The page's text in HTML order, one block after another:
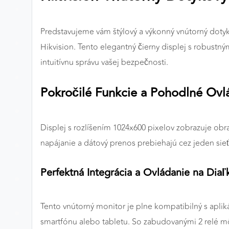
Predstavujeme vám štýlový a výkonný vnútorný
Hikvision. Tento elegantný čierny displej s
intuitívnu správu vašej bezpečnosti.
Pokročilé Funkcie a Pohodlné
Displej s rozlíšením 1024x600 pixelov zobrazuje
napájanie a dátový prenos prebiehajú cez jeden
Perfektná Integrácia a Ovládanie na
Tento vnútorný monitor je plne kompatibilný s
smartfónu alebo tabletu. So zabudovanými 2 relé
ANALYTICKÉ COOKIES
nášho webu. Ich pomocou určujeme počet návštev a
zdroje návštev našich webových stránok. Dáta získané
konkrétnych používateľov nášho webu. Vďaka týmto
cookies môžeme optimalizovať výkon a funkčnosť
Poskytovateľ: Google